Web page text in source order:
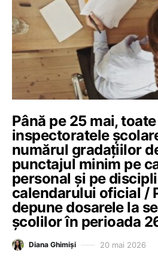
Până pe 25 mai, toate
inspectoratele
numărul gradațiilor
punctajul minim pe
personal și pe
calendarului oficial /
depune dosarele la
școlilor în perioada
Diana Ghimiși 20 mai 2026